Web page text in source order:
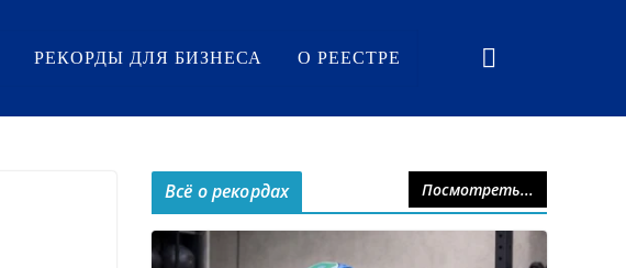
РЕКОРДЫ ДЛЯ БИЗНЕСА О РЕЕСТРЕ
Всё о рекордах Посмотреть...